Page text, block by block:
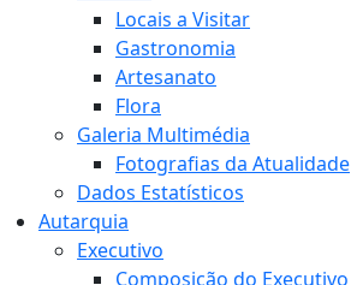
Locais a Visitar
Gastronomia
Artesanato
Flora
Galeria Multimédia
Fotografias da Atualidade
Dados Estatísticos
Autarquia
Executivo
Composição do Executivo